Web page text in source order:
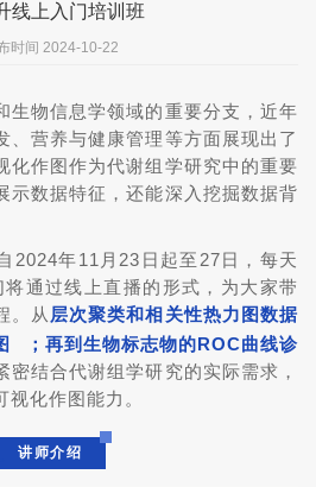
线上入门培训班
时间 2024-10-22
生物信息学领域的重要分支，近年
、营养与健康管理等方面展现出了
化作图作为代谢组学研究中的重要
示数据特征，还能深入挖掘数据背
2024年11月23日起至27日，每天
将通过线上直播的形式，为大家带
。从 层次聚类和相关性热力图数据
；再到生物标志物的ROC曲线诊
密结合代谢组学研究的实际需求，
化作图能力。
讲师介绍